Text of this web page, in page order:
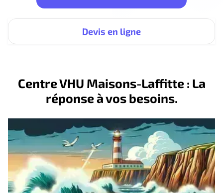
Devis en ligne
Centre VHU Maisons-Laffitte : La
réponse à vos besoins.